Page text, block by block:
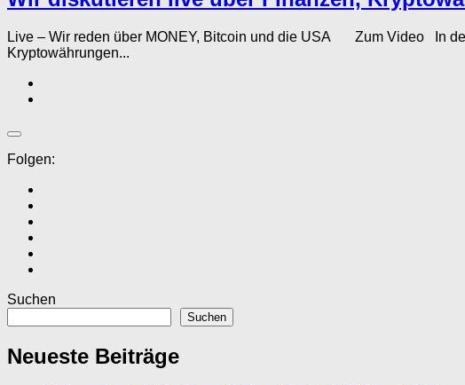
Live – Wir reden über MONEY, Bitcoin und die USA Zum Video In
Kryptowährungen...
Folgen:
Suchen
Suchen
Neueste Beiträge